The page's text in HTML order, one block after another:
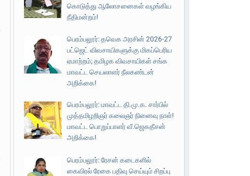
கொடுத்து ஆலோசனைகள் வழங்கிய
நீதிமன்றம்!
பெரம்பலூர்: தவெக அரசின் 2026-27
பட்ஜெட் விவசாயிகளுக்கு மிகப்பெரிய
ஏமாற்றம்; தமிழக விவசாயிகள் சங்க
மாவட்ட செயலாளர் நீலகண்டன்
அறிக்கை!
பெரம்பலூர்: மாவட்ட தி.மு.க. சார்பில்
முத்தமிழறிஞர் கலைஞர் நினைவு நாள்!
மாவட்ட பொறுப்பாளர் வீ.ஜெகதீசன்
அறிக்கை!
பெரம்பலூர்: ரேசன் கடைகளில்
கைவிரல் ரேகை பதிவு செய்யும் சிறப்பு